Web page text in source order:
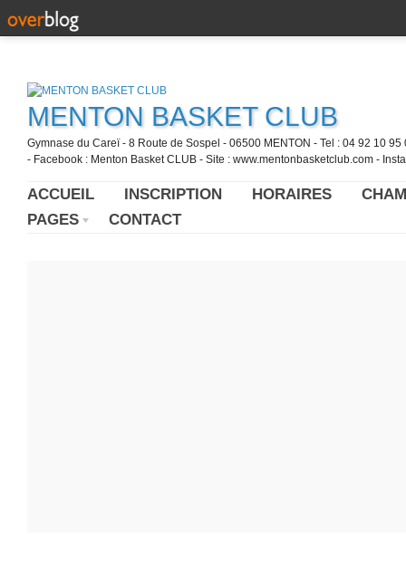
MENTON BASKET CLUB
Gymnase du Careï - 8 Route de Sospel - 06500 MENTON - Tel : 04 92 10
- Facebook : Menton Basket CLUB - Site : www.mentonbasketclub.com -
ACCUEIL INSCRIPTION HORAIRES
PAGES
CONTACT